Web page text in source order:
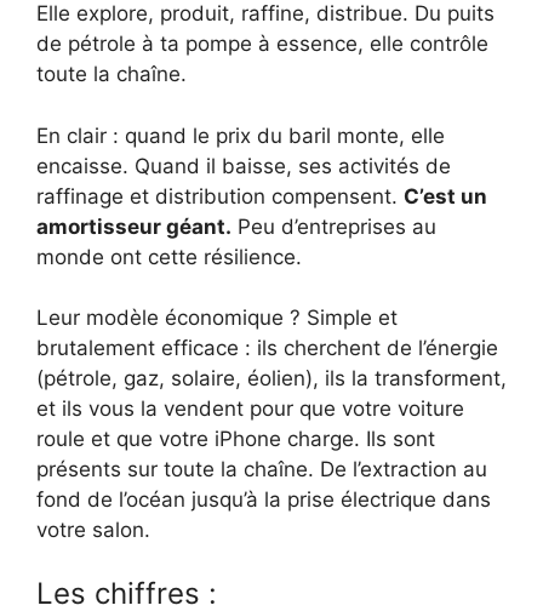
Elle explore, produit, raffine, distribue. Du puits
de pétrole à ta pompe à essence, elle contrôle
toute la chaîne.
En clair : quand le prix du baril monte, elle
encaisse. Quand il baisse, ses activités de
raffinage et distribution compensent. C’est un
amortisseur géant. Peu d’entreprises au
monde ont cette résilience.
Leur modèle économique ? Simple et
brutalement efficace : ils cherchent de l’énergie
(pétrole, gaz, solaire, éolien), ils la transforment,
et ils vous la vendent pour que votre voiture
roule et que votre iPhone charge. Ils sont
présents sur toute la chaîne. De l’extraction au
fond de l’océan jusqu’à la prise électrique dans
votre salon.
Les chiffres :